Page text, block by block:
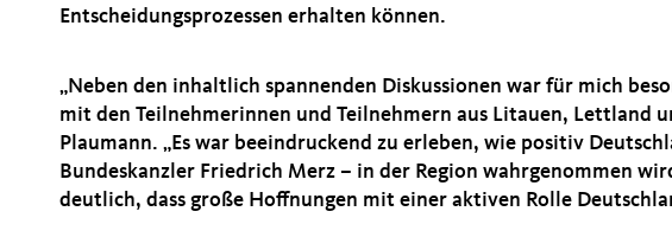
Entscheidungsprozessen erhalten können.
Neben den inhaltlich spannenden Diskussionen war für mich
mit den Teilnehmerinnen und Teilnehmern aus Litauen, Lettland
Plaumann. „Es war beeindruckend zu erleben, wie positiv
Bundeskanzler Friedrich Merz – in der Region wahrgenommen
deutlich, dass große Hoffnungen mit einer aktiven Rolle